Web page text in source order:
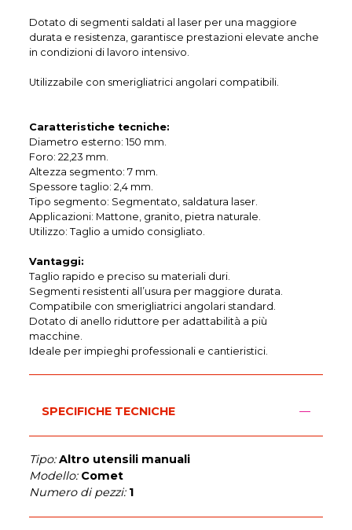
Dotato di segmenti saldati al laser per una maggiore
durata e resistenza, garantisce prestazioni elevate anche
in condizioni di lavoro intensivo.
Utilizzabile con smerigliatrici angolari compatibili.
Caratteristiche tecniche:
Diametro esterno: 150 mm.
Foro: 22,23 mm.
Altezza segmento: 7 mm.
Spessore taglio: 2,4 mm.
Tipo segmento: Segmentato, saldatura laser.
Applicazioni: Mattone, granito, pietra naturale.
Utilizzo: Taglio a umido consigliato.
Vantaggi:
Taglio rapido e preciso su materiali duri.
Segmenti resistenti all’usura per maggiore durata.
Compatibile con smerigliatrici angolari standard.
Dotato di anello riduttore per adattabilità a più
macchine.
Ideale per impieghi professionali e cantieristici.
SPECIFICHE TECNICHE
Tipo: Altro utensili manuali
Modello: Comet
Numero di pezzi: 1